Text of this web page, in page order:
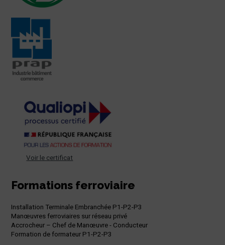
Voir le certificat
Formations ferroviaire
Installation Terminale Embranchée P1-P2-P3
Manœuvres ferroviaires sur réseau privé
Accrocheur – Chef de Manœuvre - Conducteur
Formation de formateur P1-P2-P3